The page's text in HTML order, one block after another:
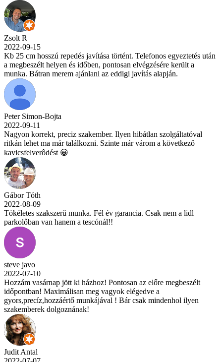
Zsolt R
2022-09-15
Kb 25 cm hosszú repedés javítása történt. Telefonos egyeztetés után
a megbeszélt helyen és időben, pontosan elvégzésére került a
munka. Bátran merem ajánlani az eddigi javítás alapján.
Peter Simon-Bojta
2022-09-11
Nagyon korrekt, preciz szakember. Ilyen hibátlan szolgáltatóval
ritkán lehet ma már találkozni. Szinte már várom a következô
kavicsfelverôdést 😀
Gábor Tóth
2022-08-09
Tökéletes szakszerű munka. Fél év garancia. Csak nem a lidl
parkolőban van hanem a tescónál!!
steve javo
2022-07-10
Hozzám vasárnap jött ki házhoz! Pontosan az előre megbeszélt
időpontban! Maximálisan meg vagyok elégedve a
gyors,precíz,hozzáértő munkájával ! Bár csak mindenhol ilyen
szakemberek dolgoznának!
Judit Antal